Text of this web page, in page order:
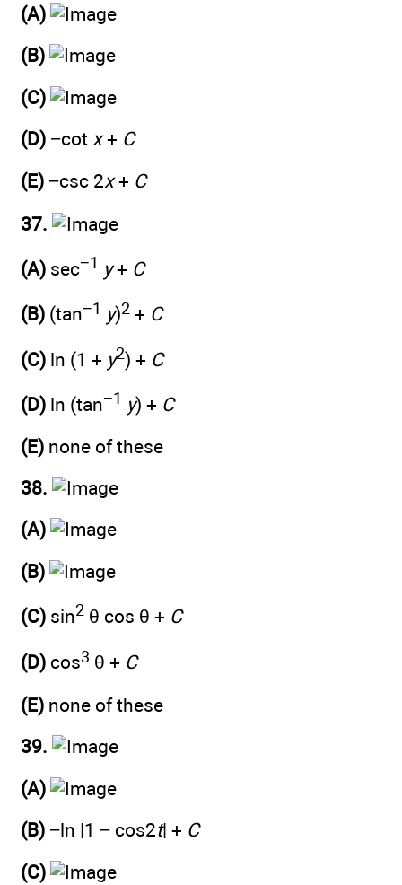
(A)
(B)
(C)
(D) −cot x + C
(E) −csc 2x + C
37.
(A) sec−1 y + C
(B) (tan−1 y)2 + C
(C) ln (1 + y2) + C
(D) ln (tan−1 y) + C
(E) none of these
38.
(A)
(B)
(C) sin2 θ cos θ + C
(D) cos3 θ + C
(E) none of these
39.
(A)
(B) −ln |1 − cos2t| + C
(C)